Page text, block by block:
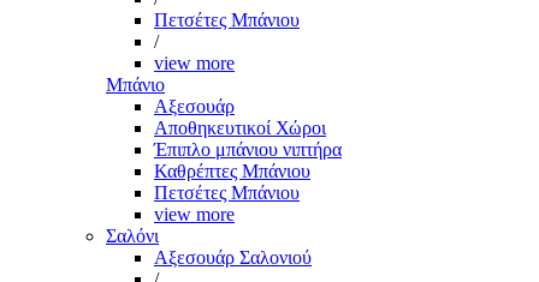
Πετσέτες Μπάνιου
/
view more
Μπάνιο
Αξεσουάρ
Αποθηκευτικοί Χώροι
Έπιπλο μπάνιου νιπτήρα
Καθρέπτες Μπάνιου
Πετσέτες Μπάνιου
view more
Σαλόνι
Αξεσουάρ Σαλονιού